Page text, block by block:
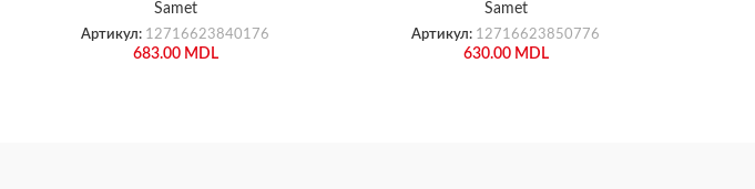
Samet
Артикул: 12716623840176
683.00 MDL
Samet
Артикул: 12716623850776
630.00 MDL